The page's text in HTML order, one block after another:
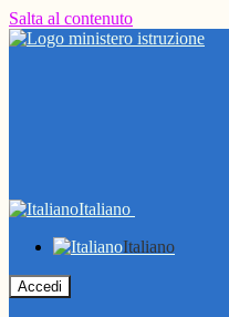
Salta al contenuto
Italiano
Italiano
Accedi